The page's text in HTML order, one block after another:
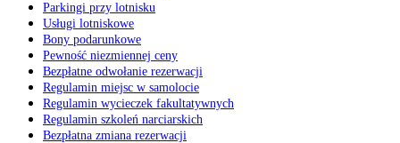
Parkingi przy lotnisku
Usługi lotniskowe
Bony podarunkowe
Pewność niezmiennej ceny
Bezpłatne odwołanie rezerwacji
Regulamin miejsc w samolocie
Regulamin wycieczek fakultatywnych
Regulamin szkoleń narciarskich
Bezpłatna zmiana rezerwacji